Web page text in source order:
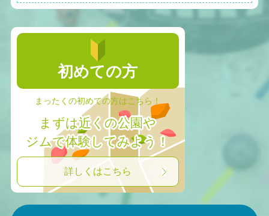
初めての方
まったくの初めての方はこちら！
まずは近くの公園や
ジムで体験してみよう！
詳しくはこちら